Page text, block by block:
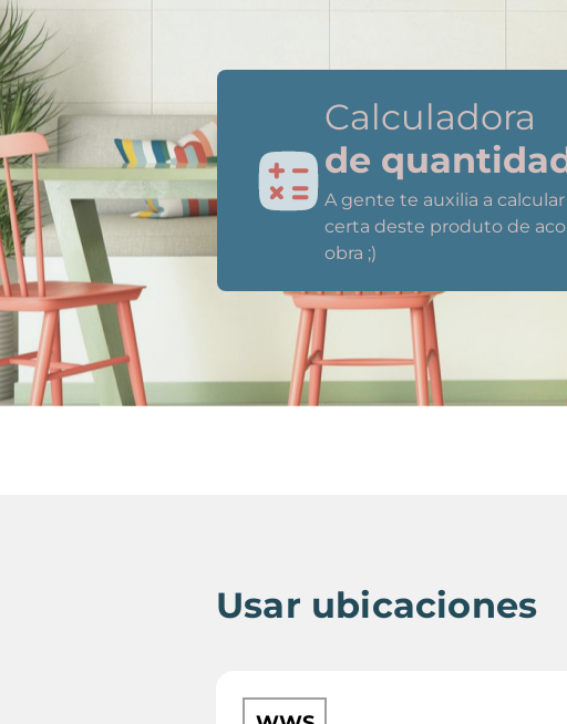
Calculadora
de
A gente te auxilia a
certa deste produto de
obra ;)
Usar ubicaciones